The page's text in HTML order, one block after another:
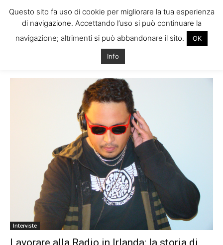
Tag: fare dj a dublino
Interviste
Lavorare alla Radio in Irlanda: la storia di
Questo sito fa uso di cookie per migliorare la tua esperienza
di navigazione. Accettando l’uso si può continuare la
navigazione; altrimenti si può abbandonare il sito.
OK
Info